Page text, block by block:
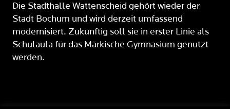
Die Stadthalle Wattenscheid gehört wieder der
Stadt Bochum und wird derzeit umfassend
modernisiert. Zukünftig soll sie in erster Linie als
Schulaula für das Märkische Gymnasium genutzt
werden.